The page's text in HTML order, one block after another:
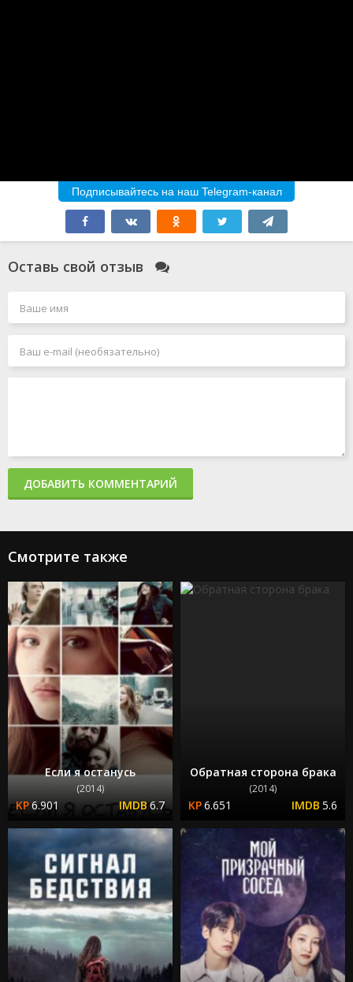
Подписывайтесь на наш Telegram-канал
Оставь свой отзыв
ДОБАВИТЬ КОММЕНТАРИЙ
Смотрите также
Если я останусь
(2014)
6.901 6.7
Обратная сторона брака
(2014)
6.651 5.6